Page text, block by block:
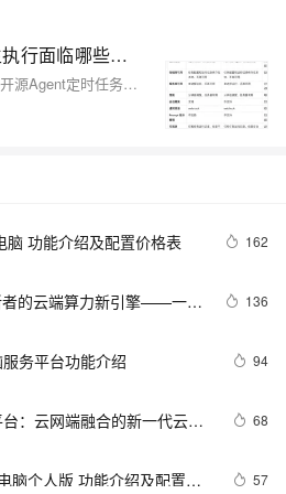
Agent从一问一答到自主执行面临哪些挑战？
AI任务调度平台（MSE）解决开源Agent定时任务的五大痛点：高可用性、统一运维、细粒度权限、全链路可观测、弹性降本。支持OpenClaw/Hermes/百炼/Dify等多框架，提供任务批处理、自进化、会话管理等企业级能力，现开放免费公测。
脑 功能介绍及配置价格表 162
者的云端算力新引擎——一站
136
务平台功能介绍 94
：云网端融合的新一代云上
68
脑个人版 功能介绍及配置价 57